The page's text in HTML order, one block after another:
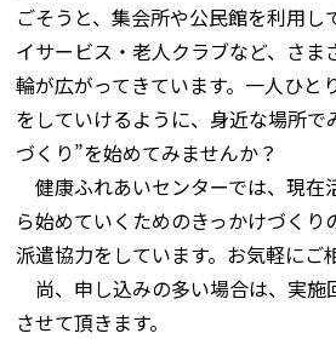
ごそうと、集会所や公民館を利用し
イサービス・老人クラブなど、さま
輪が広がってきています。一人ひと
をしていけるように、身近な場所で
づくり”を始めてみませんか？
健康ふれあいセンターでは、現在
ら始めていくためのきっかけづくり
派遣協力をしています。お気軽にご
尚、申し込みの多い場合は、実施
させて頂きます。